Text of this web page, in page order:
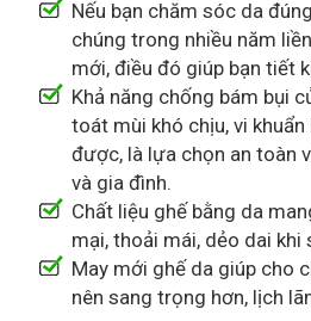
Nếu bạn chăm sóc da
chúng trong nhiều năm
mới, điều đó giúp bạn tiết
Khả năng chống bám bụi
toát mùi khó chịu, vi
được, là lựa chọn an toàn
và gia đình.
Chất liệu ghế bằng da
mại, thoải mái, dẻo dai khi
May mới ghế da giúp cho
nên sang trọng hơn, lịch